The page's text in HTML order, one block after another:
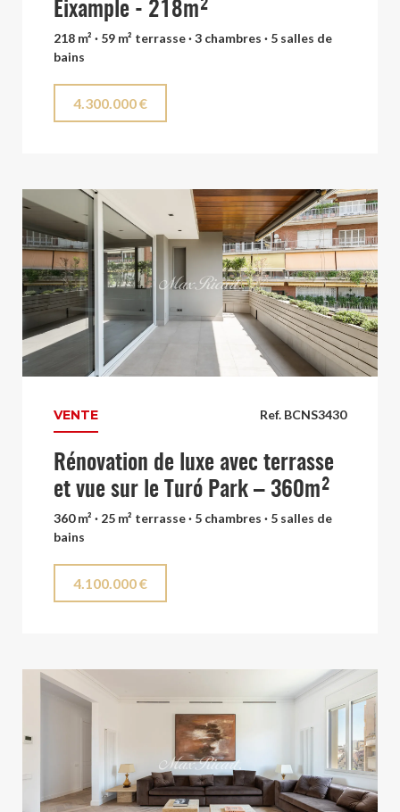
Eixample - 218m²
218 m² · 59 m² terrasse · 3 chambres · 5 salles de
bains
4.300.000 €
Ref. BCNS3430
VENTE
Rénovation de luxe avec terrasse
et vue sur le Turó Park – 360m²
360 m² · 25 m² terrasse · 5 chambres · 5 salles de
bains
4.100.000 €